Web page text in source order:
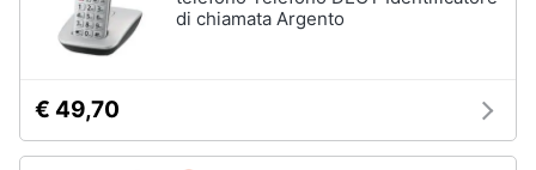
di chiamata Argento
€ 49,70